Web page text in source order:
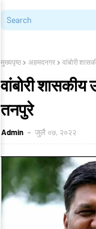
मुख्यपृष्ठ अहमदनगर वांबोरी
वांबोरी
तनपुरे
Admin जुलै ०७, २०२२